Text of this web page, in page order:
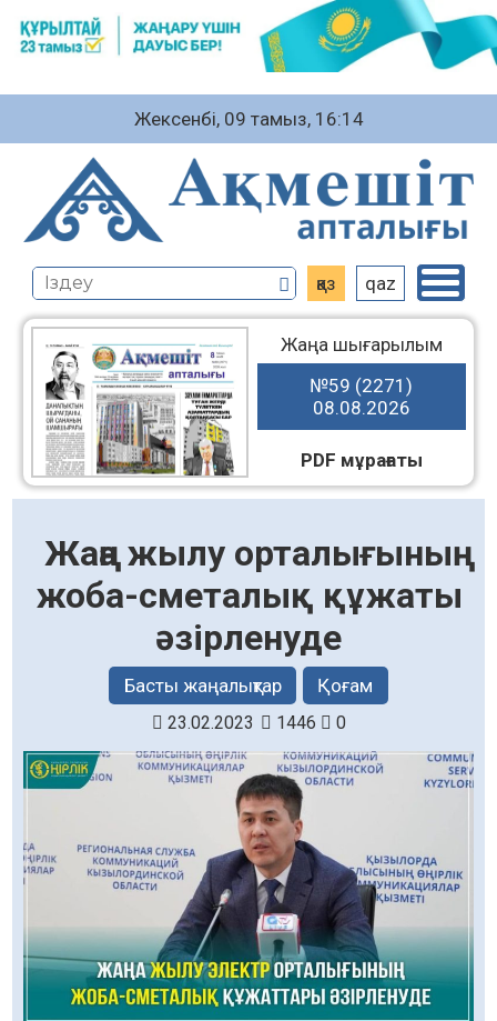
Жексенбі, 09 тамыз, 16:14
қаз qaz
Жаңа шығарылым
№59 (2271)
08.08.2026
PDF мұрағаты
Жаңа жылу орталығының
жоба-сметалық құжаты
әзірленуде
Басты жаңалықтар Қоғам
23.02.2023 1446 0